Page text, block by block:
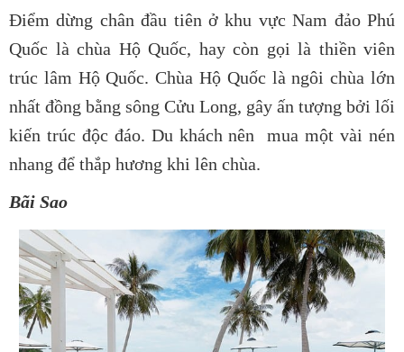
Điểm dừng chân đầu tiên ở khu vực Nam đảo Phú
Quốc là chùa Hộ Quốc, hay còn gọi là thiền viên
trúc lâm Hộ Quốc. Chùa Hộ Quốc là ngôi chùa lớn
nhất đồng bằng sông Cửu Long, gây ấn tượng bởi lối
kiến trúc độc đáo. Du khách nên mua một vài nén
nhang để thắp hương khi lên chùa.
Bãi Sao